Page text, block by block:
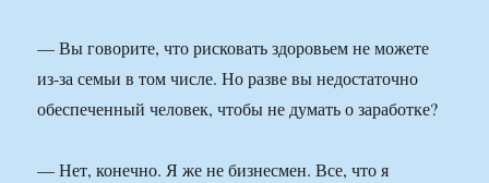
— Вы говорите, что рисковать здоровьем не можете
из-за семьи в том числе. Но разве вы недостаточно
обеспеченный человек, чтобы не думать о заработке?
— Нет, конечно. Я же не бизнесмен. Все, что я